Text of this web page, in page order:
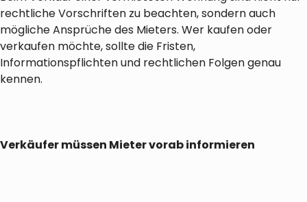
rechtliche Vorschriften zu beachten, sondern auch
mögliche Ansprüche des Mieters. Wer kaufen oder
verkaufen möchte, sollte die Fristen,
Informationspflichten und rechtlichen Folgen genau
kennen.
Verkäufer müssen Mieter vorab informieren